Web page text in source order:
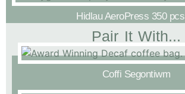
Hidlau AeroPress 350 pcs
Pair It With...
Coffi Segontiwm